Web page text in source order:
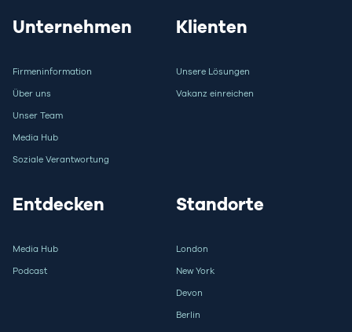
Unternehmen
Firmeninformation
Über uns
Unser Team
Media Hub
Soziale Verantwortung
Klienten
Unsere Lösungen
Vakanz einreichen
Entdecken
Media Hub
Podcast
Standorte
London
New York
Devon
Berlin